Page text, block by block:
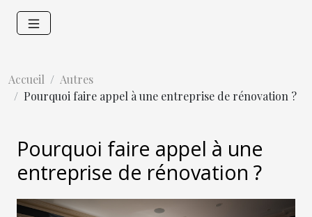
Accueil
Autres
Pourquoi faire appel à une entreprise de rénovation ?
Pourquoi faire appel à une
entreprise de rénovation ?